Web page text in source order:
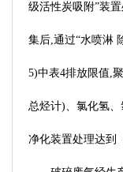
级活性炭吸附”装
集后,通过“水喷淋
5)中表4排放限值,
总烃计)、氯化氢、
净化装置处理达到